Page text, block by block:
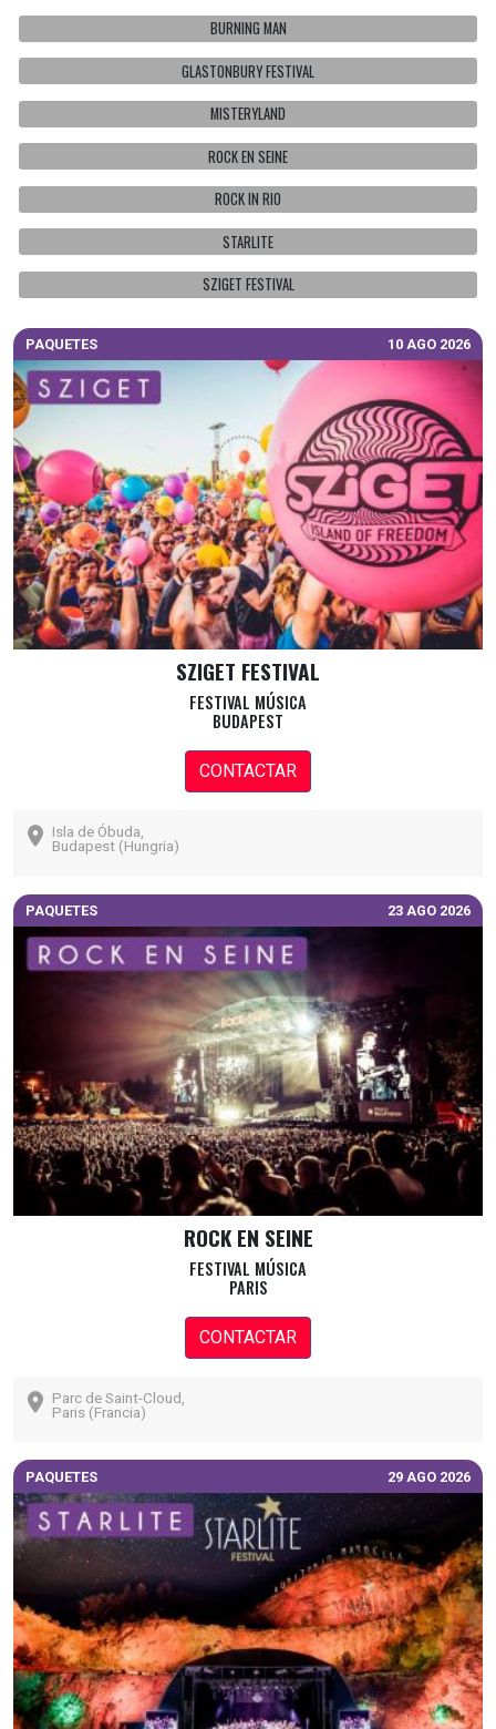
BURNING MAN
GLASTONBURY FESTIVAL
MISTERYLAND
ROCK EN SEINE
ROCK IN RIO
STARLITE
SZIGET FESTIVAL
PAQUETES 10 AGO 2026
SZIGET FESTIVAL
FESTIVAL MÚSICA
BUDAPEST
CONTACTAR
Isla de Óbuda,
Budapest (Hungria)
PAQUETES 23 AGO 2026
ROCK EN SEINE
FESTIVAL MÚSICA
PARIS
CONTACTAR
Parc de Saint-Cloud,
Paris (Francia)
PAQUETES 29 AGO 2026